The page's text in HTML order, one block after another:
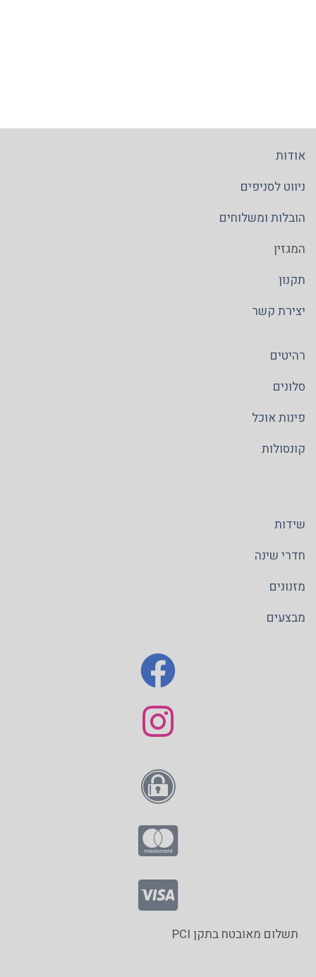
אודות
ניווט לסניפים
הובלות ומשלוחים
המגזין
תקנון
יצירת קשר
רהיטים
סלונים
פינות אוכל
קונסולות
שידות
חדרי שינה
מזנונים
מבצעים
תשלום מאובטח בתקן PCI